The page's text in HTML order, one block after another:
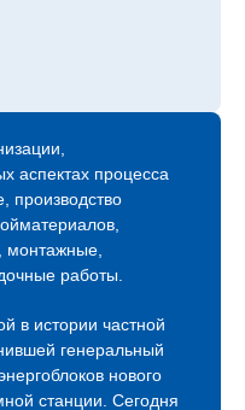
второго
проект
нейтронах
пользования
фотонов»
присутствует
строек и на
генеральными
Дабаа» в Египте,
и продолжает
аспектах процесса
производство
монтажные,
работы.
в истории частной
генеральный
нового
станции. Сегодня